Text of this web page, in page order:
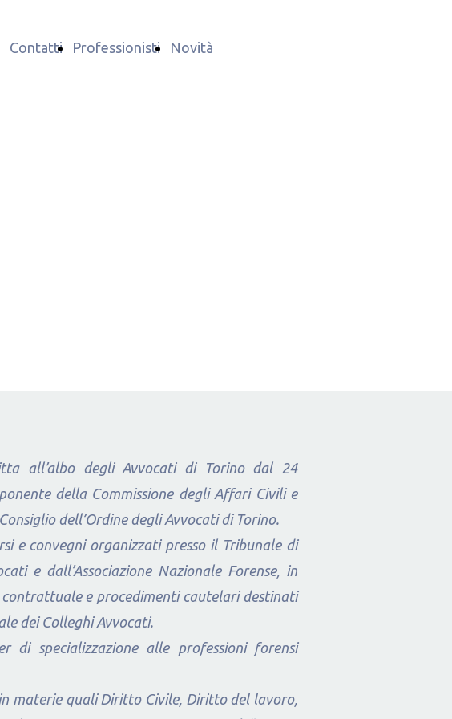
Contatti Professionisti Novità
all’albo degli Avvocati di Torino dal 24
della Commissione degli Affari Civili e
dell’Ordine degli Avvocati di Torino.
e convegni organizzati presso il Tribunale di
e dall’Associazione Nazionale Forense, in
e procedimenti cautelari destinati
dei Colleghi Avvocati.
di specializzazione alle professioni forensi
materie quali Diritto Civile, Diritto del lavoro,